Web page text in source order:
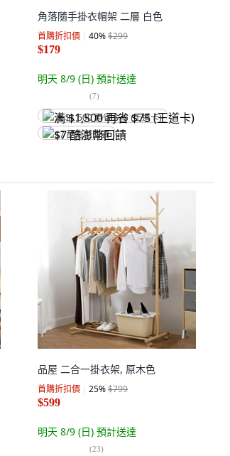
角落隨手掛衣帽架 二層 白色
首購折扣價 40%$299
$179
明天 8/9 (日) 預計送達
(7)
满 $1,500 再省 $75 (王道卡)
$7 酷澎幣回饋
品屋 二合一掛衣架, 原木色
首購折扣價 25%$799
$599
明天 8/9 (日) 預計送達
(23)